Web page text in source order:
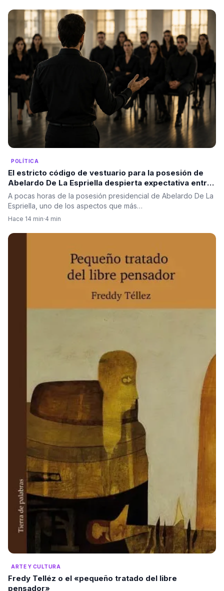
POLÍTICA
El estricto código de vestuario para la posesión de
Abelardo De La Espriella despierta expectativa entre
los invitados: Color negro
A pocas horas de la posesión presidencial de Abelardo De La
Espriella, uno de los aspectos que más…
Hace 14 min·4 min
ARTE Y CULTURA
Fredy Telléz o el «pequeño tratado del libre
pensador»